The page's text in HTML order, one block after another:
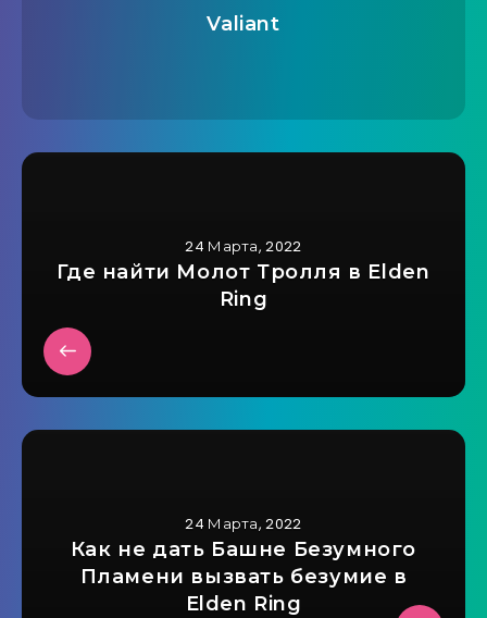
Valiant
24 Марта, 2022
Где найти Молот Тролля в Elden
Ring
24 Марта, 2022
Как не дать Башне Безумного
Пламени вызвать безумие в
Elden Ring